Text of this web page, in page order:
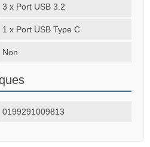
3 x Port USB 3.2
1 x Port USB Type C
Non
0199291009813